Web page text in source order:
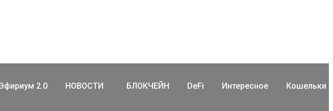
2.0 НОВОСТИ БЛОКЧЕЙН DeFi Интересное Кошельки